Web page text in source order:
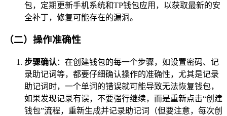
包，定期更新手机系统和TP钱包应用，以获取最新的安
全补丁，修复可能存在的漏洞。
（二）操作准确性
步骤确认 ：在创建钱包的每一个步骤，如设置密码、记
录助记词等，都要仔细确认操作的准确性，尤其是记录
助记词时，一个单词的错误就可能导致无法恢复钱包，
如果发现记录有误，不要强行继续，而是重新点击“创建
钱包”流程，重新生成并记录助记词（但要注意，每次创